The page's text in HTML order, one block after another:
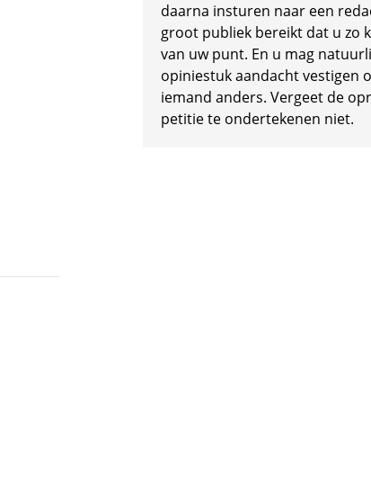
daarna insturen naar een
groot publiek bereikt dat u zo
van uw punt. En u mag
opiniestuk aandacht vestigen
iemand anders. Vergeet de
petitie te ondertekenen niet.